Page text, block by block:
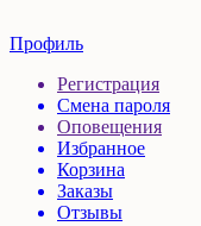
Профиль
Регистрация
Смена пароля
Оповещения
Избранное
Корзина
Заказы
Отзывы